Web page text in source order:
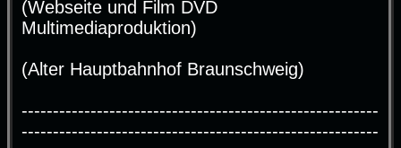
(Webseite und Film DVD
Multimediaproduktion)
(Alter Hauptbahnhof Braunschweig)
---------------------------------------------------------
---------------------------------------------------------